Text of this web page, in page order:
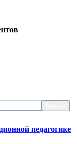
педагогике